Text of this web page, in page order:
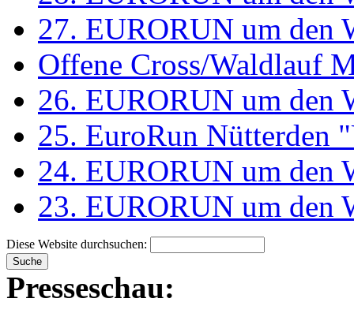
27. EURORUN um den
Offene Cross/Waldlauf
26. EURORUN um den
25. EuroRun Nütterden
24. EURORUN um den
23. EURORUN um den
Diese Website durchsuchen:
Presseschau: